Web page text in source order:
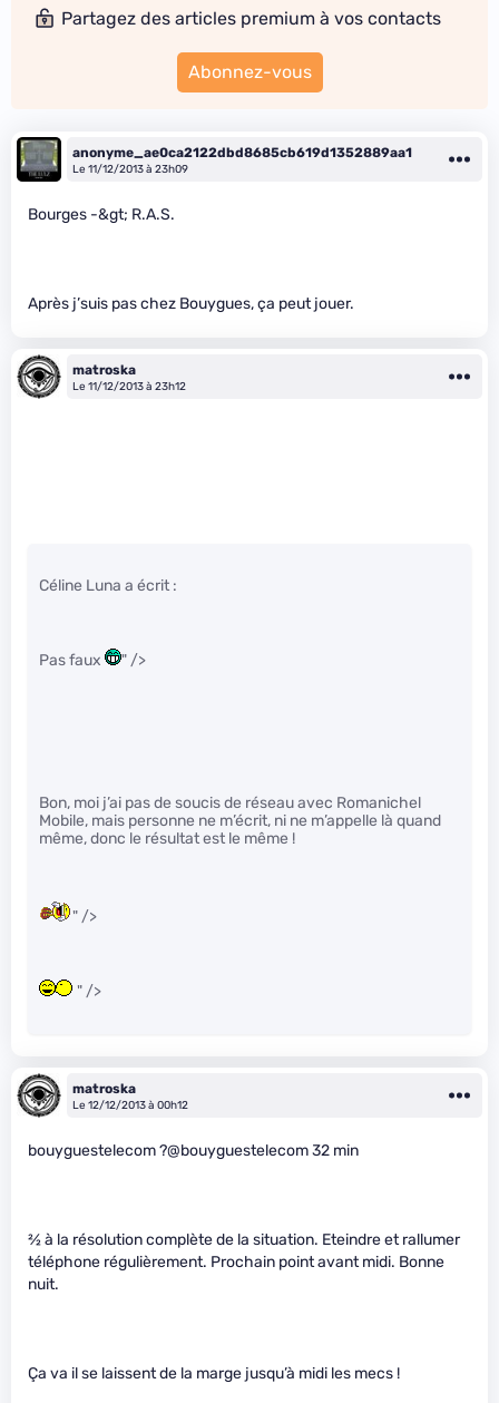
Partagez des articles premium à vos contacts
Abonnez-vous
anonyme_ae0ca2122dbd8685cb619d1352889aa1
Le 11/12/2013 à 23h09
Bourges -&gt; R.A.S.
Après j’suis pas chez Bouygues, ça peut jouer.
matroska
Le 11/12/2013 à 23h12
Céline Luna a écrit :
Pas faux " />
Bon, moi j’ai pas de soucis de réseau avec Romanichel
Mobile, mais personne ne m’écrit, ni ne m’appelle là quand
même, donc le résultat est le même !
" />
" />
matroska
Le 12/12/2013 à 00h12
bouyguestelecom ?@bouyguestelecom 32 min
2⁄2à la résolution complète de la situation. Eteindre et rallumer
téléphone régulièrement. Prochain point avant midi. Bonne
nuit.
Ça va il se laissent de la marge jusqu’à midi les mecs !